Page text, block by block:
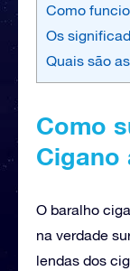
Como
Os
Quais são
Como
Cigano
O baralho
na verdade
lendas dos